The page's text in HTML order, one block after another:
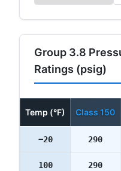
Group 3.8
Ratings (psig)
Temp (°F) Class 150
−20 290
100 290